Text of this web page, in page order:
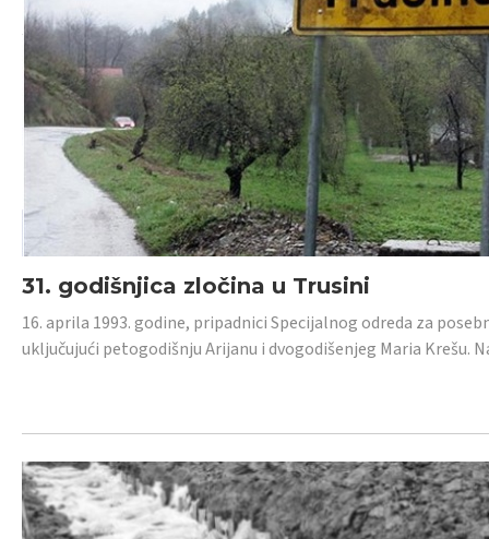
31. godišnjica zločina u Trusini
16. aprila 1993. godine, pripadnici Specijalnog odreda za
uključujući petogodišnju Arijanu i dvogodišenjeg Maria Krešu.